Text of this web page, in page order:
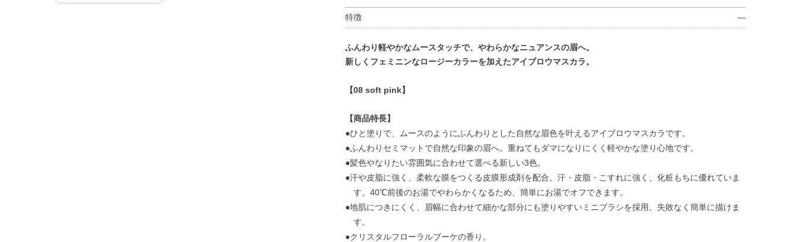
特徴
ふんわり軽やかなムースタッチで、やわらかなニュアンスの眉へ。
新しくフェミニンなロージーカラーを加えたアイブロウマスカラ。
【08 soft pink】
【商品特長】
●ひと塗りで、ムースのようにふんわりとした自然な眉色を叶えるアイブロウマスカラです。
●ふんわりセミマットで自然な印象の眉へ。重ねてもダマになりにくく軽やかな塗り心地です。
●髪色やなりたい雰囲気に合わせて選べる新しい3色。
●汗や皮脂に強く、柔軟な膜をつくる皮膜形成剤を配合。汗・皮脂・こすれに強く、化粧もちに優れていま
す。40℃前後のお湯でやわらかくなるため、簡単にお湯でオフできます。
●地肌につきにくく、眉幅に合わせて細かな部分にも塗りやすいミニブラシを採用。失敗なく簡単に描けま
す。
●クリスタルフローラルブーケの香り。